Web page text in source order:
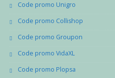
Code promo Unigro
Code promo Collishop
Code promo Groupon
Code promo VidaXL
Code promo Plopsa